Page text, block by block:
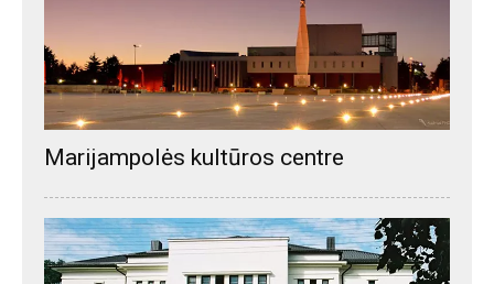
Marijampolės kultūros centre